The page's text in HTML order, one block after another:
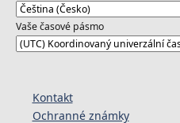
Vaše časové pásmo
Kontakt
Ochranné známky